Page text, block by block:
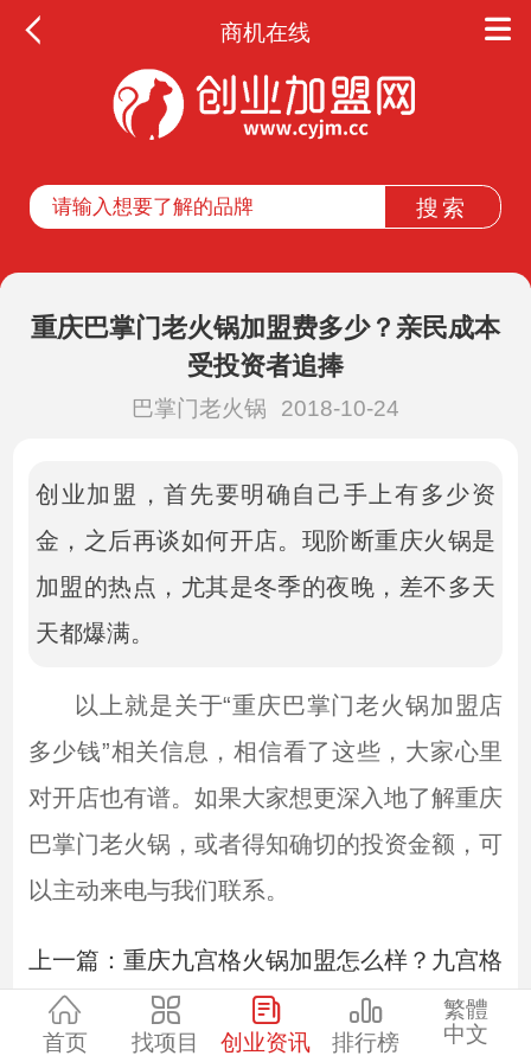
商机在线
重庆巴掌门老火锅加盟费多少？亲民成本
受投资者追捧
巴掌门老火锅 2018-10-24
创业加盟，首先要明确自己手上有多少资
金，之后再谈如何开店。现阶断重庆火锅是
加盟的热点，尤其是冬季的夜晚，差不多天
天都爆满。
以上就是关于“重庆巴掌门老火锅加盟店
多少钱”相关信息，相信看了这些，大家心里
对开店也有谱。如果大家想更深入地了解重庆
巴掌门老火锅，或者得知确切的投资金额，可
以主动来电与我们联系。
上一篇： 重庆九宫格火锅加盟怎么样？九宫格
下一篇：
开火锅店赚钱吗__开一家巴将军火锅
首页 找项目 创业资讯 排行榜
繁體
中文